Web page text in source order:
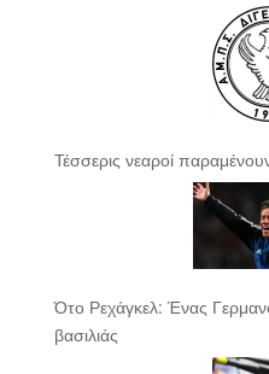
Τέσσερις νεαροί
Ότο Ρεχάγκελ: Ένας
βασιλιάς